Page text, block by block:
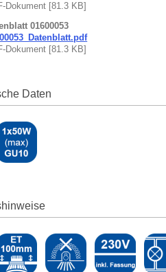
Dokument [81.3 KB]
01600053
Dokument [81.3 KB]
Daten